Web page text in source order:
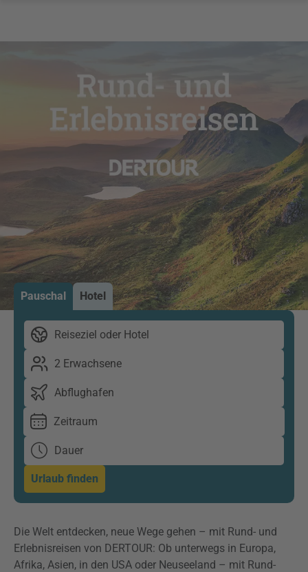
Pauschal Hotel
Reiseziel oder Hotel
2 Erwachsene
Abflughafen
Zeitraum
Dauer
Urlaub finden
Die Welt entdecken, neue Wege gehen – mit Rund- und
Erlebnisreisen von DERTOUR: Ob unterwegs in Europa,
Afrika, Asien, in den USA oder Neuseeland – mit Rund-